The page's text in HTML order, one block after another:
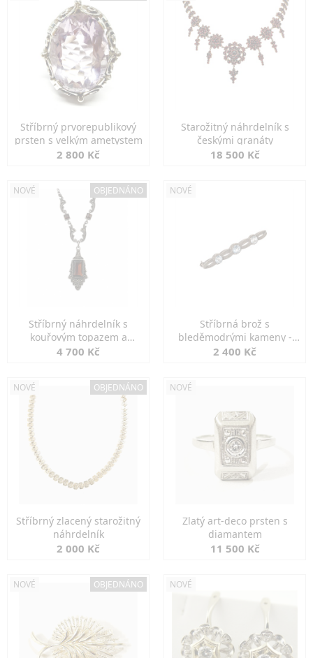
Stříbrný prvorepublikový
prsten s velkým ametystem
2 800 Kč
Starožitný náhrdelník s
českými granáty
18 500 Kč
NOVÉ OBJEDNÁNO
Stříbrný náhrdelník s
kouřovým topazem a
markazity
4 700 Kč
NOVÉ
Stříbrná brož s
bleděmodrými kameny -
jemná elegance
2 400 Kč
NOVÉ OBJEDNÁNO
Stříbrný zlacený starožitný
náhrdelník
2 000 Kč
NOVÉ
Zlatý art-deco prsten s
diamantem
11 500 Kč
NOVÉ OBJEDNÁNO NOVÉ